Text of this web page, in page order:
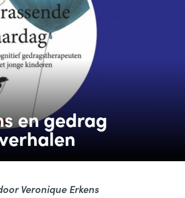
en gedrag
Veronique Erkens